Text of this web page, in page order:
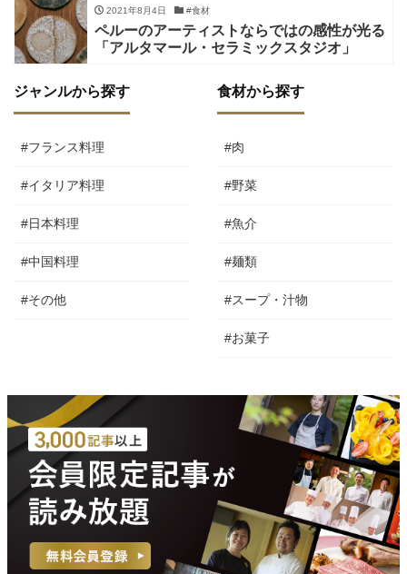
2021年8月4日 #食材
ペルーのアーティストならではの感性が光る
「アルタマール・セラミックスタジオ」
ジャンルから探す
#フランス料理
#イタリア料理
#日本料理
#中国料理
#その他
食材から探す
#肉
#野菜
#魚介
#麺類
#スープ・汁物
#お菓子